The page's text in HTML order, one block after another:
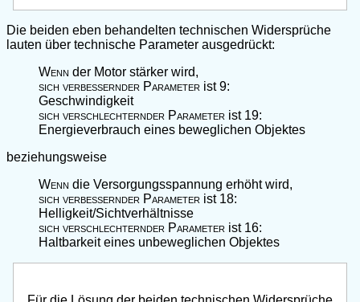
Die beiden eben behandelten technischen Widersprüche
lauten über technische Parameter ausgedrückt:
Wenn der Motor stärker wird,
sich verbessernder Parameter ist 9:
Geschwindigkeit
sich verschlechternder Parameter ist 19:
Energieverbrauch eines beweglichen Objektes
beziehungsweise
Wenn die Versorgungsspannung erhöht wird,
sich verbessernder Parameter ist 18:
Helligkeit/Sichtverhältnisse
sich verschlechternder Parameter ist 16:
Haltbarkeit eines unbeweglichen Objektes